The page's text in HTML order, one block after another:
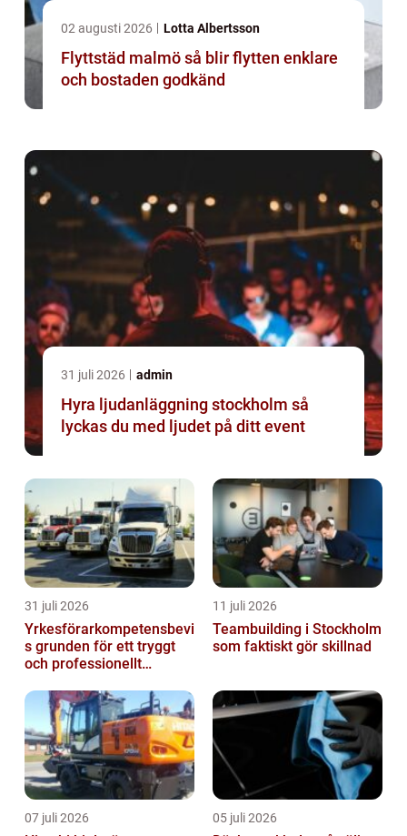
02 augusti 2026 Lotta Albertsson
Flyttstäd malmö så blir flytten enklare
och bostaden godkänd
31 juli 2026 admin
Hyra ljudanläggning stockholm så
lyckas du med ljudet på ditt event
31 juli 2026
Yrkesförarkompetensbevi
s grunden för ett tryggt
och professionellt
11 juli 2026
Teambuilding i Stockholm
som faktiskt gör skillnad
07 juli 2026 05 juli 2026